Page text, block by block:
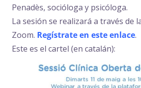
Penadès, socióloga y psicóloga.
La sesión se realizará a través de
Zoom. Regístrate en este enlace.
Este es el cartel (en catalán):